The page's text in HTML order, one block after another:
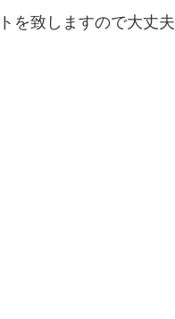
を致しますので大丈夫